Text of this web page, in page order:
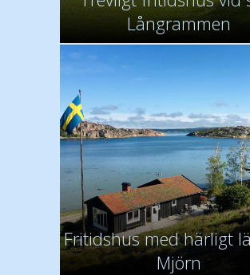
Långrammen
Fritidshus med härligt
Mjörn